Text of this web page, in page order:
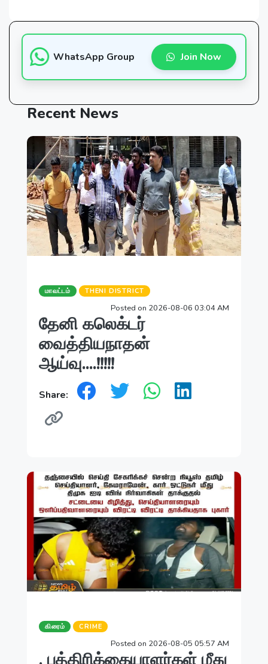
WhatsApp Group Join Now
Recent News
மாவட்டம் THENI DISTRICT
Posted on 2026-08-06 03:04 AM
தேனி கலெக்டர்
வைத்தியநாதன்
ஆய்வு....!!!!!
Share:
கிரைம் CRIME
Posted on 2026-08-05 05:57 AM